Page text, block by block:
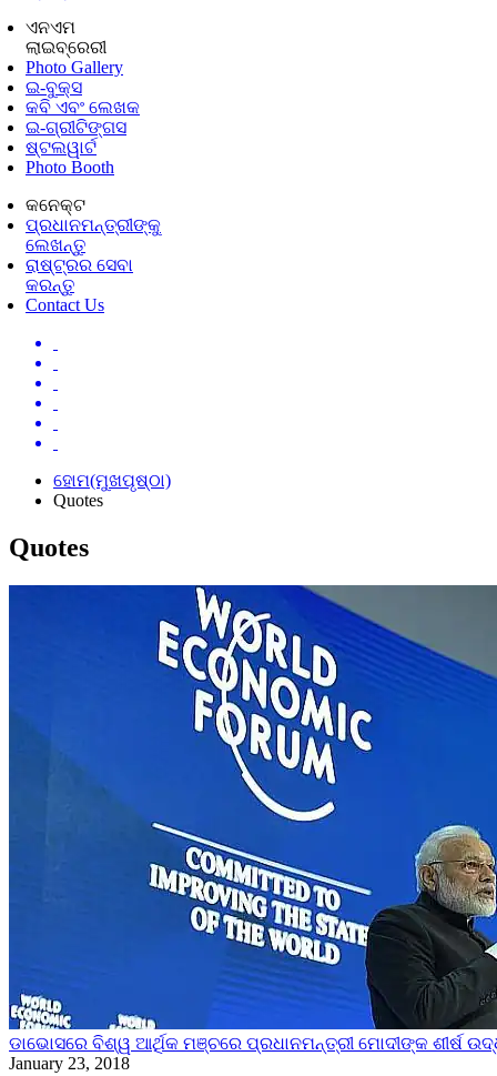
ଏନଏମ
ଲାଇବ୍ରେରୀ
Photo Gallery
ଇ-ବୁକ୍ସ
କବି ଏବଂ ଲେଖକ
ଇ-ଗ୍ରୀଟିଙ୍ଗସ
ଷ୍ଟଲୱାର୍ଟ
Photo Booth
କନେକ୍ଟ
ପ୍ରଧାନମନ୍ତ୍ରୀଙ୍କୁ
ଲେଖନ୍ତୁ
ରାଷ୍ଟ୍ରର ସେବା
କରନ୍ତୁ
Contact Us
ହୋମ(ମୁଖପୃଷ୍ଠା)
Quotes
Quotes
ଡାଭୋସରେ ବିଶ୍ୱ ଆର୍ଥିକ ମଞ୍ଚରେ ପ୍ରଧାନମନ୍ତ୍ରୀ ମୋଦୀଙ୍କ ଶୀର୍ଷ
January 23, 2018